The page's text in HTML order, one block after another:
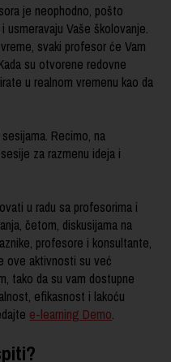
je neophodno, pošto
usmeravaju Vaše školovanje.
svaki profesor će Vam
su otvorene redovne
u realnom vremenu kao da
Recimo, na
za razmenu ideja i
u radu sa profesorima i
četom, diskusijama na
profesore i konsultante,
ove aktivnosti su već
tako da su vam dostupne
efikasnost i lakoću
e-learning Demo.